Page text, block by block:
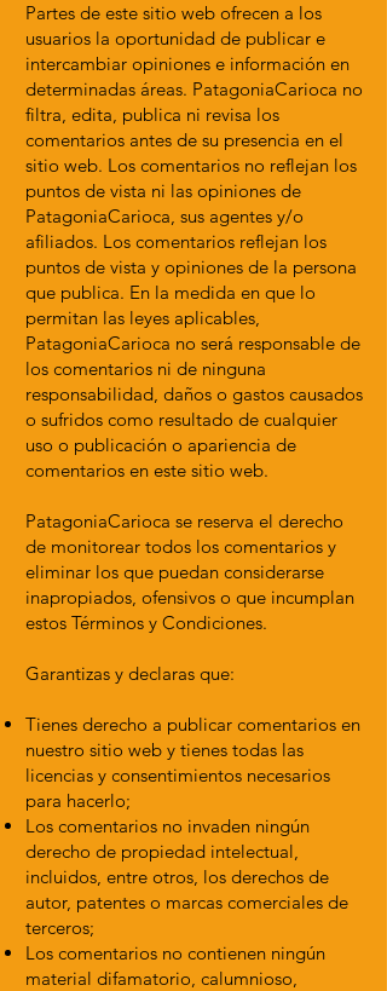
Partes de este sitio web ofrecen a los
usuarios la oportunidad de publicar e
intercambiar opiniones e información en
determinadas áreas. PatagoniaCarioca no
filtra, edita, publica ni revisa los
comentarios antes de su presencia en el
sitio web. Los comentarios no reflejan los
puntos de vista ni las opiniones de
PatagoniaCarioca, sus agentes y/o
afiliados. Los comentarios reflejan los
puntos de vista y opiniones de la persona
que publica. En la medida en que lo
permitan las leyes aplicables,
PatagoniaCarioca no será responsable de
los comentarios ni de ninguna
responsabilidad, daños o gastos causados
​​o sufridos como resultado de cualquier
uso o publicación o apariencia de
comentarios en este sitio web.
PatagoniaCarioca se reserva el derecho
de monitorear todos los comentarios y
eliminar los que puedan considerarse
inapropiados, ofensivos o que incumplan
estos Términos y Condiciones.
Garantizas y declaras que:
Tienes derecho a publicar comentarios en
nuestro sitio web y tienes todas las
licencias y consentimientos necesarios
para hacerlo;
Los comentarios no invaden ningún
derecho de propiedad intelectual,
incluidos, entre otros, los derechos de
autor, patentes o marcas comerciales de
terceros;
Los comentarios no contienen ningún
material difamatorio, calumnioso,